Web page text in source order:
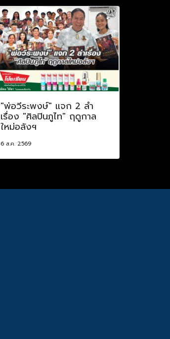
"พ่อวีระพงษ์" แจก 2 ลำ
เรื่อง "ศิลปินภูไท" ฤดูกาล
ใหม่อลังฯ
6 ส.ค. 2569